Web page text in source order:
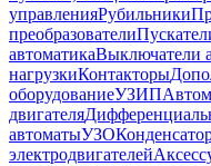
управленияРубильники
преобразователи
автоматикаВыключатели
нагрузкиКонтакторы
оборудованиеУЗИП
двигателя
автоматыУЗО
электродвигателей